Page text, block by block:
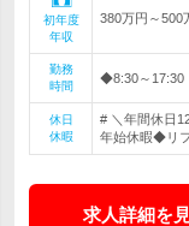
初年度
年収
380万円～500
勤務
時間
◆8:30～17:30
休日
休暇
# ＼年間休日
年始休暇◆リ
求人詳細を